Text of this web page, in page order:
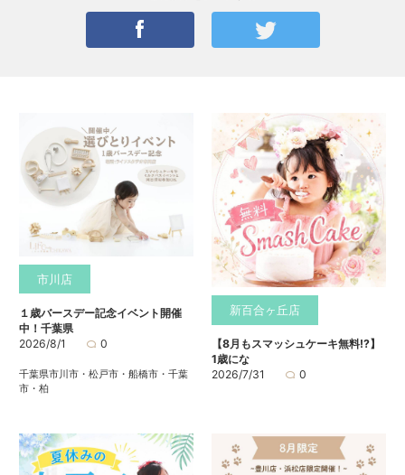
市川店
１歳バースデー記念イベント開催
中！千葉県
2026/8/1
0
千葉県市川市・松戸市・船橋市・千葉
市・柏
新百合ヶ丘店
【8月もスマッシュケーキ無料⁉】
1歳にな
2026/7/31
0